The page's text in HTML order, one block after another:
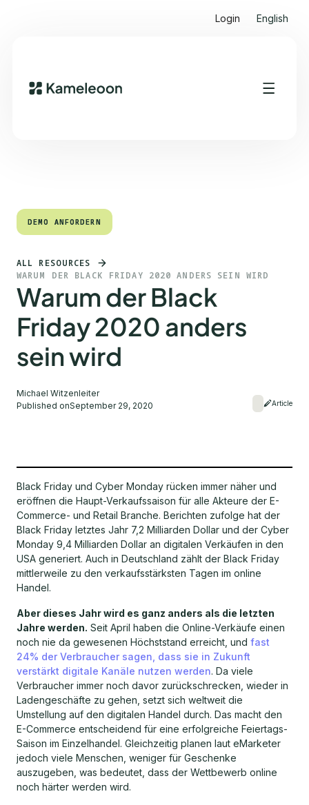
Login English
Quick Links
DEMO ANFORDERN
DEMO ANFORDERN
ALL RESOURCES
WARUM DER BLACK FRIDAY 2020 ANDERS SEIN WIRD
Warum der Black
Friday 2020 anders
sein wird
Michael Witzenleiter
Published onSeptember 29, 2020 Article
Black Friday und Cyber Monday rücken immer näher und
eröffnen die Haupt-Verkaufssaison für alle Akteure der E-
Commerce- und Retail Branche. Berichten zufolge hat der
Black Friday letztes Jahr 7,2 Milliarden Dollar und der Cyber
Monday 9,4 Milliarden Dollar an digitalen Verkäufen in den
USA generiert. Auch in Deutschland zählt der Black Friday
mittlerweile zu den verkaufsstärksten Tagen im online
Handel.
Aber dieses Jahr wird es ganz anders als die letzten
Jahre werden. Seit April haben die Online-Verkäufe einen
noch nie da gewesenen Höchststand erreicht, und fast
24% der Verbraucher sagen, dass sie in Zukunft
verstärkt digitale Kanäle nutzen werden. Da viele
Verbraucher immer noch davor zurückschrecken, wieder in
Ladengeschäfte zu gehen, setzt sich weltweit die
Umstellung auf den digitalen Handel durch. Das macht den
E-Commerce entscheidend für eine erfolgreiche Feiertags-
Saison im Einzelhandel. Gleichzeitig planen laut eMarketer
jedoch viele Menschen, weniger für Geschenke
auszugeben, was bedeutet, dass der Wettbewerb online
noch härter werden wird.